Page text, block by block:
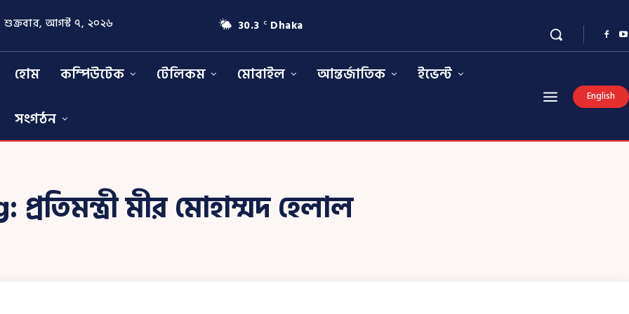
শুক্রবার, আগস্ট ৭, ২০২৬ 30.3 C Dhaka
হোম কম্পিউটেক টেলিকম মোবাইল আন্তর্জাতিক
ইভেন্ট
সংগঠন
English
প্রতিমন্ত্রী মীর মোহাম্মদ হেলাল